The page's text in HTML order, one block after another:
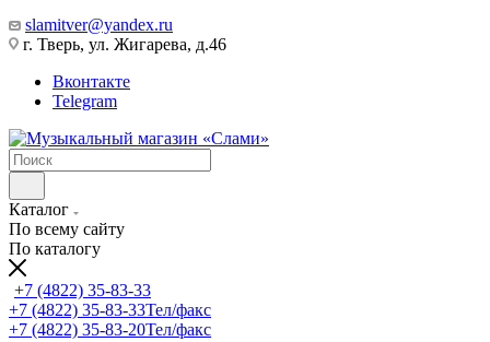
slamitver@yandex.ru
г. Тверь, ул. Жигарева, д.46
Вконтакте
Telegram
Каталог
По всему сайту
По каталогу
+7 (4822) 35-83-33
+7 (4822) 35-83-33Тел/факс
+7 (4822) 35-83-20Тел/факс